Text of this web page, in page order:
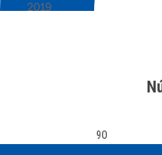
2019
90